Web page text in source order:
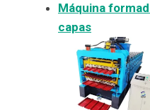
Máquina
capas